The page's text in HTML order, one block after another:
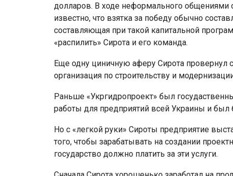
долларов. В ходе неформального общениями
известно, что взятка за победу обычно
составляющая при такой капитальной
«распилить» Сирота и его команда.
Еще одну циничную аферу Сирота провернул
организация по строительству и
Раньше «Укргидропроект» был
работы для предприятий всей Украины и был
Но с «легкой руки» Сироты предприятие
того, чтобы зарабатывать на создании
государство должно платить за эти услуги.